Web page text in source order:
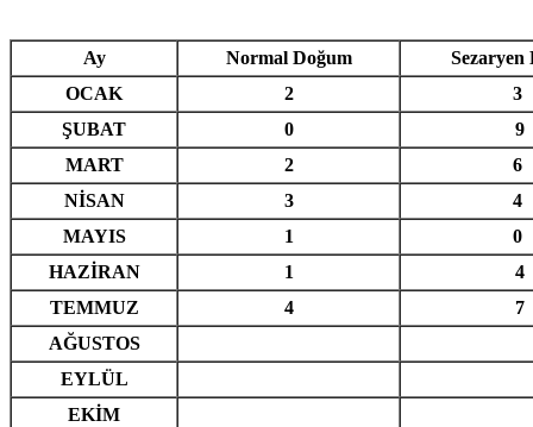
Ay Normal Doğum
Sezaryen
OCAK
2
3
ŞUBAT
0
9
MART
2
6
NİSAN
3
4
MAYIS
1
0
HAZİRAN
1
4
TEMMUZ
4
7
AĞUSTOS
EYLÜL
EKİM